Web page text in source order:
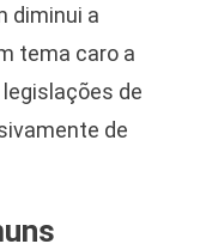
diminui a
tema caro a
de
de